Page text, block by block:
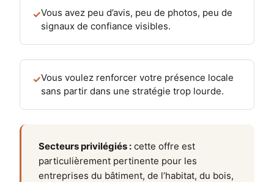
✓Vous avez peu d’avis, peu de photos, peu de
signaux de confiance visibles.
✓Vous voulez renforcer votre présence locale
sans partir dans une stratégie trop lourde.
Secteurs privilégiés : cette offre est
particulièrement pertinente pour les
entreprises du bâtiment, de l’habitat, du bois,